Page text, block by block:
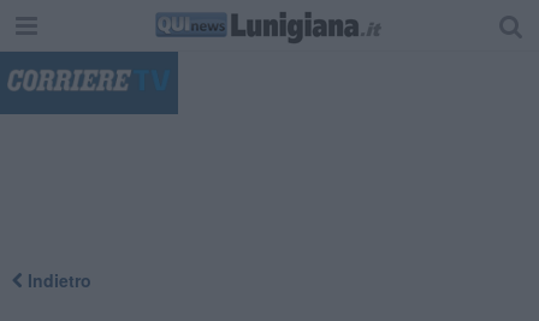
Indietro